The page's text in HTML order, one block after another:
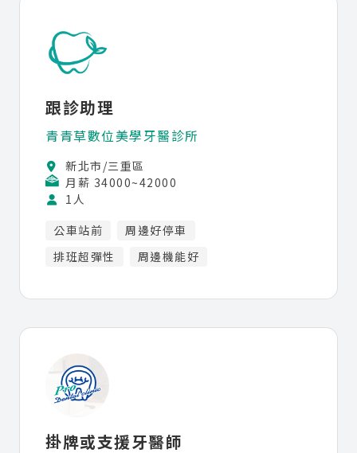
跟診助理
青青草數位美學牙醫診所
新北市/三重區
月薪 34000~42000
1人
公車站前
周邊好停車
排班超彈性
周邊機能好
掛牌或支援牙醫師